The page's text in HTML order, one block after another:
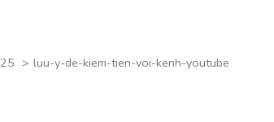
> luu-y-de-kiem-tien-voi-kenh-youtube